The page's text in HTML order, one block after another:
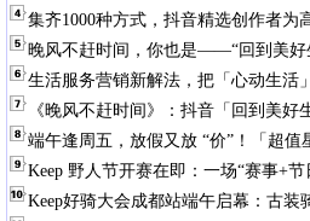
集齐1000种方式，抖音精选创作者为
晚风不赶时间，你也是——“回到美好
生活服务营销新解法，把「心动生活
《晚风不赶时间》：抖音「回到美好
端午逢周五，放假又放 “价”！「超值
Keep 野人节开赛在即：一场“赛事+节
Keep好骑大会成都站端午启幕：古装